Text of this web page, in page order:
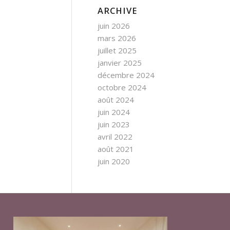
ARCHIVE
juin 2026
mars 2026
juillet 2025
janvier 2025
décembre 2024
octobre 2024
août 2024
juin 2024
juin 2023
avril 2022
août 2021
juin 2020